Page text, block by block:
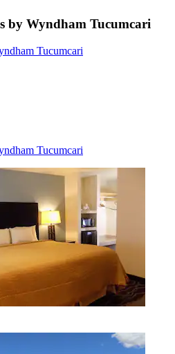
by Wyndham Tucumcari
Tucumcari
Tucumcari